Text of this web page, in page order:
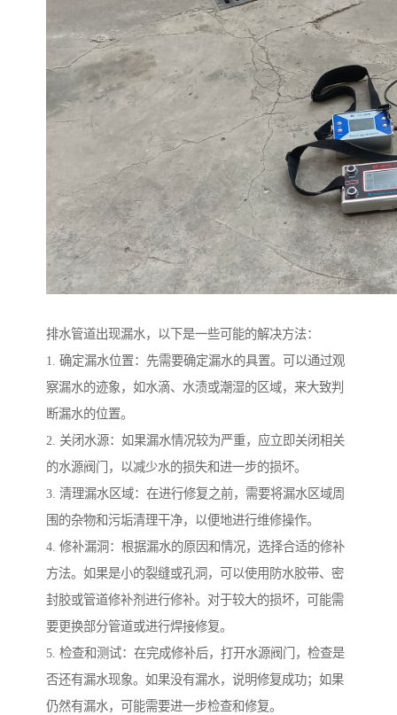
排水管道出现漏水，以下是一些可能的解决方法：
1. 确定漏水位置：先需要确定漏水的具置。可以通过观
察漏水的迹象，如水滴、水渍或潮湿的区域，来大致判
断漏水的位置。
2. 关闭水源：如果漏水情况较为严重，应立即关闭相关
的水源阀门，以减少水的损失和进一步的损坏。
3. 清理漏水区域：在进行修复之前，需要将漏水区域周
围的杂物和污垢清理干净，以便地进行维修操作。
4. 修补漏洞：根据漏水的原因和情况，选择合适的修补
方法。如果是小的裂缝或孔洞，可以使用防水胶带、密
封胶或管道修补剂进行修补。对于较大的损坏，可能需
要更换部分管道或进行焊接修复。
5. 检查和测试：在完成修补后，打开水源阀门，检查是
否还有漏水现象。如果没有漏水，说明修复成功；如果
仍然有漏水，可能需要进一步检查和修复。